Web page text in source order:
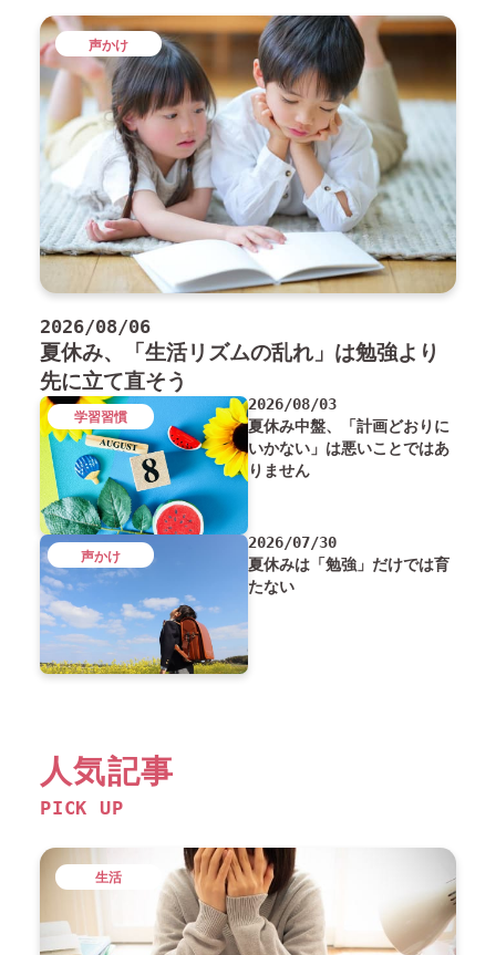
2026/08/06
夏休み、「生活リズムの乱れ」は勉強より
先に立て直そう
声かけ
2026/08/03
夏休み中盤、「計画どおりに
いかない」は悪いことではあ
りません
学習習慣
2026/07/30
夏休みは「勉強」だけでは育
たない
声かけ
人気記事
PICK UP
生活